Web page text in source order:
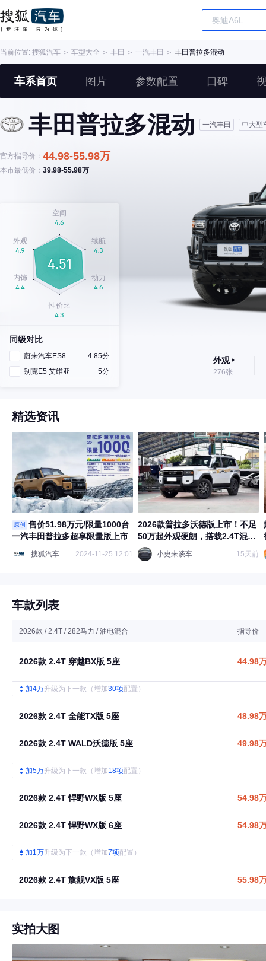
当前位置: 搜狐汽车 ＞ 车型大全 ＞ 丰田 ＞ 一汽丰田 ＞ 丰田普拉多混动
车系首页 图片 参数配置 口碑
丰田普拉多混动 一汽丰田 中大型
官方指导价： 44.98-55.98万
本市最低价： 39.98-55.98万
同级对比
蔚来汽车ES8
4.85分
别克E5 艾维亚
5分
外观
276张
精选资讯
原创
售价51.98万元/限量1000台
一汽丰田普拉多超享限量版上市
搜狐汽车 2024-11-25 12:01
2026款普拉多沃德版上市！不足
50万起外观硬朗，搭载2.4T混动
四驱
小史来谈车 15天前
车款列表
2026款 / 2.4T / 282马力 / 油电混合 指导价
2026款 2.4T 穿越BX版 5座 44.98
加4万升级为下一款（增加30项配置）
2026款 2.4T 全能TX版 5座 48.98
2026款 2.4T WALD沃德版 5座 49.98
加5万升级为下一款（增加18项配置）
2026款 2.4T 悍野WX版 5座 54.98
2026款 2.4T 悍野WX版 6座 54.98
加1万升级为下一款（增加7项配置）
2026款 2.4T 旗舰VX版 5座 55.98
实拍大图